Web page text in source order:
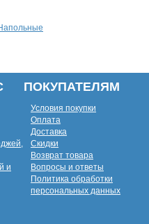
и
ПОКУПАТЕЛЯМ
Условия покупки
Оплата
Доставка
Скидки
Возврат товара
Вопросы и ответы
Политика обработки
персональных данных